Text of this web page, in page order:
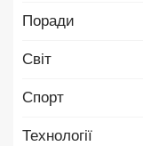
Поради
Світ
Спорт
Технології